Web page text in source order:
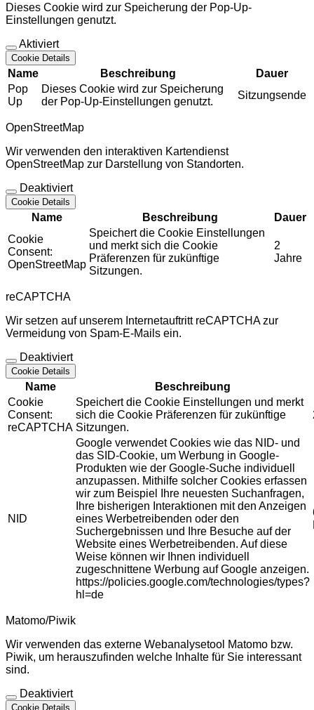
Dieses Cookie wird zur Speicherung der Pop-Up-
Einstellungen genutzt.
Aktiviert
Cookie Details
Name Beschreibung
Dauer
Pop
Up
Dieses Cookie wird zur Speicherung
der Pop-Up-Einstellungen genutzt.
Sitzungsende
OpenStreetMap
Wir verwenden den interaktiven Kartendienst
OpenStreetMap zur Darstellung von Standorten.
Deaktiviert
Cookie Details
Name Beschreibung
Dauer
Cookie
Consent:
OpenStreetMap
Speichert die Cookie Einstellungen
und merkt sich die Cookie
Präferenzen für zukünftige
Sitzungen.
2
Jahre
reCAPTCHA
Wir setzen auf unserem Internetauftritt reCAPTCHA zur
Vermeidung von Spam-E-Mails ein.
Deaktiviert
Cookie Details
Name
Beschreibung
Cookie
Consent:
reCAPTCHA
Speichert die Cookie Einstellungen und merkt
sich die Cookie Präferenzen für zukünftige
Sitzungen.
NID
Google verwendet Cookies wie das NID- und
das SID-Cookie, um Werbung in Google-
Produkten wie der Google-Suche individuell
anzupassen. Mithilfe solcher Cookies erfassen
wir zum Beispiel Ihre neuesten Suchanfragen,
Ihre bisherigen Interaktionen mit den Anzeigen
eines Werbetreibenden oder den
Suchergebnissen und Ihre Besuche auf der
Website eines Werbetreibenden. Auf diese
Weise können wir Ihnen individuell
zugeschnittene Werbung auf Google anzeigen.
https://policies.google.com/technologies/types?
hl=de
Matomo/Piwik
Wir verwenden das externe Webanalysetool Matomo bzw.
Piwik, um herauszufinden welche Inhalte für Sie interessant
sind.
Deaktiviert
Cookie Details